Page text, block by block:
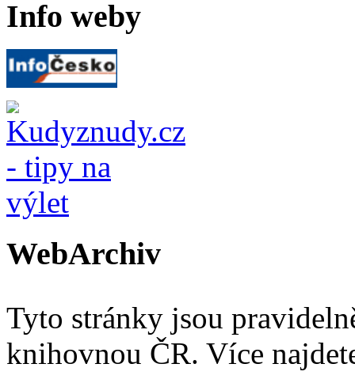
Info weby
WebArchiv
Tyto stránky jsou
knihovnou ČR. Více